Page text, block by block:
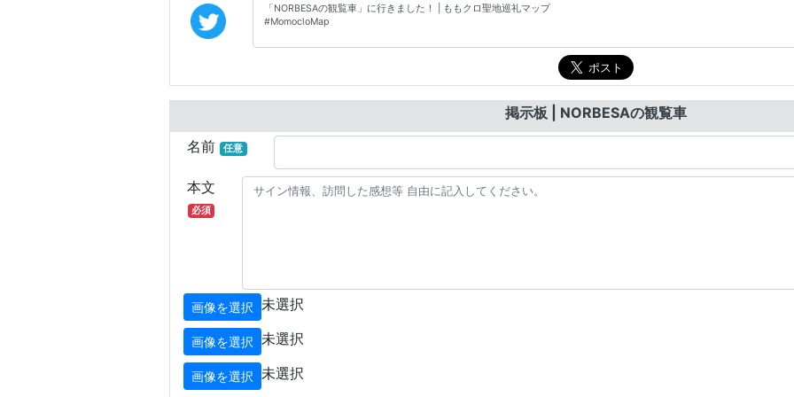
掲示板 | NORBESAの観覧車
名前
任意
本文
必須
画像を選択 未選択
画像を選択 未選択
画像を選択 未選択